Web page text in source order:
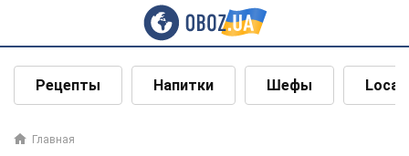
Рецепты Напитки Шефы Local
Главная